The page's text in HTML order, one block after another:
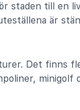
staden till en
är
Det finns
minigolf